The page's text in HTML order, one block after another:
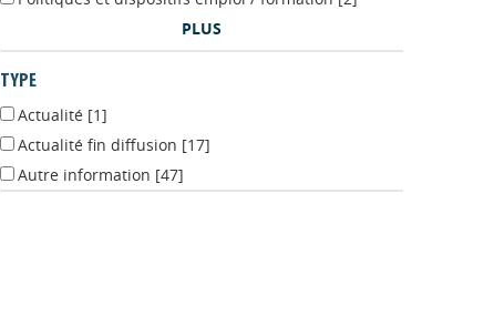
Politiques et dispositifs emploi / formation
PLUS
TYPE
Actualité [1]
Actualité fin diffusion[17]
Autre information[47]